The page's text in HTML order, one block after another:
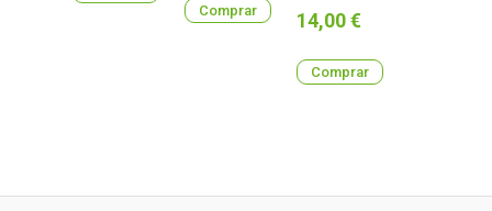
Comprar Precio
14,00 €
Comprar